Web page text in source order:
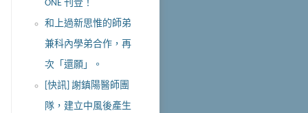
ONE 刊登！
和上過新思惟的師弟
兼科內學弟合作，再
次「還願」。
[快訊] 謝鎮陽醫師團
隊，建立中風後產生